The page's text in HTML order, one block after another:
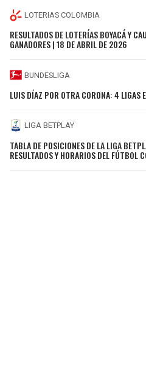
LOTERIAS COLOMBIA
RESULTADOS DE LOTERÍAS BOYACÁ Y
GANADORES | 18 DE ABRIL DE 2026
BUNDESLIGA
LUIS DÍAZ POR OTRA CORONA: 4 LIGAS
LIGA BETPLAY
TABLA DE POSICIONES DE LA LIGA
RESULTADOS Y HORARIOS DEL FÚTBOL